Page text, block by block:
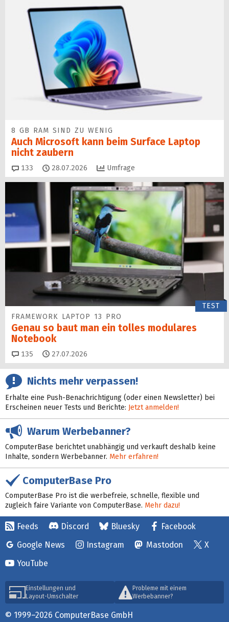
8 GB RAM SIND ZU WENIG
Auch Microsoft kann beim Surface Laptop
nicht zaubern
133 Kommentare
28.07.2026 Umfrage
TEST
FRAMEWORK LAPTOP 13 PRO
Genau so baut man ein tolles modulares
Notebook
135 Kommentare
27.07.2026
Nichts mehr verpassen!
Erhalte eine Push-Benachrichtigung (oder einen Newsletter) bei
Erscheinen neuer Tests und Berichte: Jetzt anmelden!
Warum Werbebanner?
ComputerBase berichtet unabhängig und verkauft deshalb keine
Inhalte, sondern Werbebanner. Mehr erfahren!
ComputerBase Pro
ComputerBase Pro ist die werbefreie, schnelle, flexible und
zugleich faire Variante von ComputerBase. Mehr dazu!
Feeds Discord Bluesky
Facebook
Google News
Instagram Mastodon
X
YouTube
Einstellungen und
Layout-Umschalter
Probleme mit einem
Werbebanner?
© 1999–2026 ComputerBase GmbH